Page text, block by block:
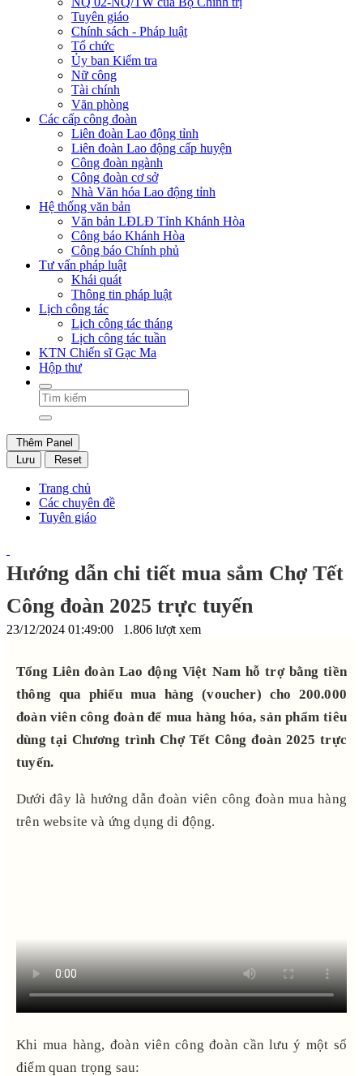
Tuyên giáo
Chính sách - Pháp luật
Tổ chức
Ủy ban Kiểm tra
Nữ công
Tài chính
Văn phòng
Các cấp công đoàn
Liên đoàn Lao động tỉnh
Liên đoàn Lao động cấp huyện
Công đoàn ngành
Công đoàn cơ sở
Nhà Văn hóa Lao động tỉnh
Hệ thống văn bản
Văn bản LĐLĐ Tỉnh Khánh Hòa
Công báo Khánh Hòa
Công báo Chính phủ
Tư vấn pháp luật
Khái quát
Thông tin pháp luật
Lịch công tác
Lịch công tác tháng
Lịch công tác tuần
KTN Chiến sĩ Gạc Ma
Hộp thư
Thêm Panel
Lưu
Reset
Trang chủ
Các chuyên đề
Tuyên giáo
Hướng dẫn chi tiết mua sắm Chợ Tết
Công đoàn 2025 trực tuyến
23/12/2024 01:49:00 1.806 lượt xem
Tổng Liên đoàn Lao động Việt Nam hỗ trợ bằng tiền
thông qua phiếu mua hàng (voucher) cho 200.000
đoàn viên công đoàn để mua hàng hóa, sản phẩm tiêu
dùng tại Chương trình Chợ Tết Công đoàn 2025 trực
tuyến.
Dưới đây là hướng dẫn đoàn viên công đoàn mua hàng
trên website và ứng dụng di động.
Khi mua hàng, đoàn viên công đoàn cần lưu ý một số
điểm quan trọng sau: